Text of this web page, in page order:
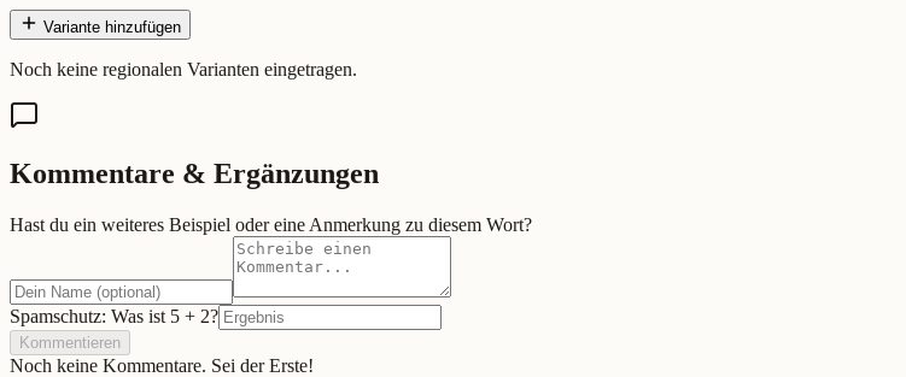
Variante hinzufügen
Noch keine regionalen Varianten eingetragen.
Kommentare & Ergänzungen
Hast du ein weiteres Beispiel oder eine Anmerkung zu diesem Wort?
Spamschutz: Was ist 5 + 2?
Kommentieren
Noch keine Kommentare. Sei der Erste!